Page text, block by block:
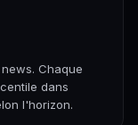
Chaque
dans
l'horizon.